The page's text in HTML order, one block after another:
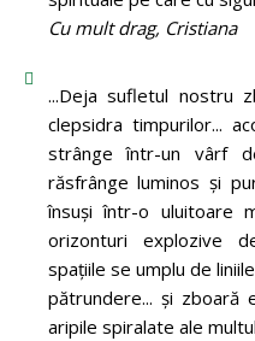
Cu mult drag, Cristiana
...Deja sufletul nostru
clepsidra timpurilor...
strânge într-un vârf
răsfrânge luminos și
însuși într-o uluitoare
orizonturi explozive
spațiile se umplu de
pătrundere... și zboară
aripile spiralate ale